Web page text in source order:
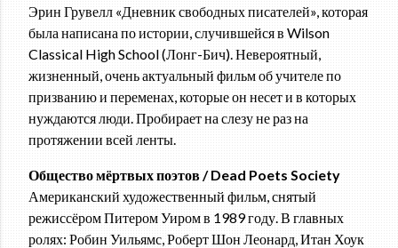
Эрин Грувелл «Дневник свободных писателей», которая
была написана по истории, случившейся в Wilson
Classical High School (Лонг-Бич). Невероятный,
жизненный, очень актуальный фильм об учителе по
призванию и переменах, которые он несет и в которых
нуждаются люди. Пробирает на слезу не раз на
протяжении всей ленты.
Общество мёртвых поэтов / Dead Poets Society
Американский художественный фильм, снятый
режиссёром Питером Уиром в 1989 году. В главных
ролях: Робин Уильямс, Роберт Шон Леонард, Итан Хоук